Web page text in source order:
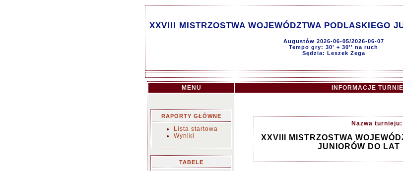
XXVIII MISTRZOSTWA WOJEWÓDZTWA PODLASKIEGO
Augustów 2026-06-05/2026-06-07
Tempo gry: 30' + 30'' na ruch
Sędzia: Leszek Zega
MENU INFORMACJE
RAPORTY GŁÓWNE
Lista startowa
Wyniki
TABELE
Nazwa turnieju:
XXVIII MISTRZOSTWA
JUNIORÓW DO LAT